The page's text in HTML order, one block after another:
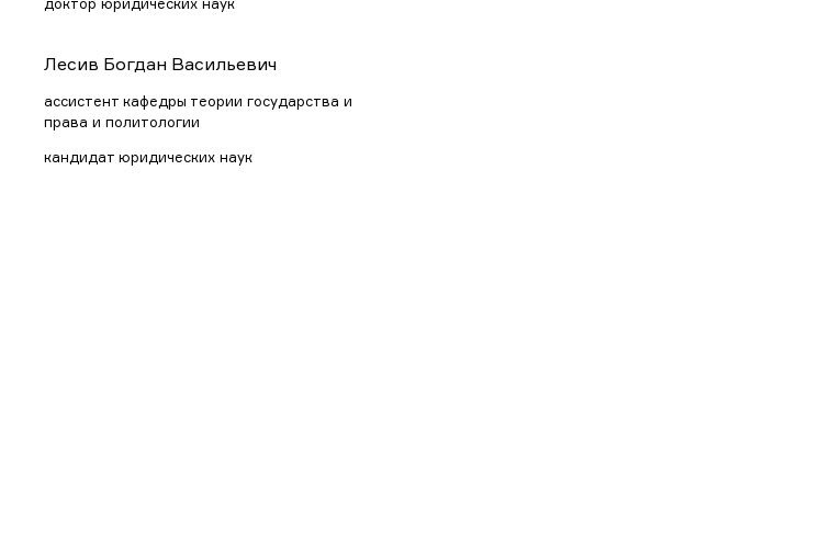
Лесив Богдан Васильевич
ассистент кафедры теории государства и
права и политологии
кандидат юридических наук